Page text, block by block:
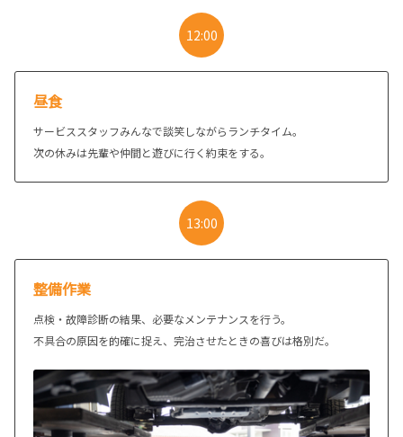
12:00
昼食
サービススタッフみんなで談笑しながらランチタイム。
次の休みは先輩や仲間と遊びに行く約束をする。
13:00
整備作業
点検・故障診断の結果、必要なメンテナンスを行う。
不具合の原因を的確に捉え、完治させたときの喜びは格別だ。